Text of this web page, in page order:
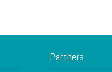
Partners